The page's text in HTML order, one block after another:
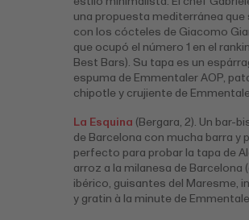
una propuesta mediterránea que
con los cócteles de Giacomo
que ocupó el número 1 en el
Best Bars). Su tapa es un
espuma de Emmentaler AOP,
chipotle y crujiente de
La Esquina (Bergara, 2). Un bar-
de Barcelona con mucha barra y
perfecto para probar la tapa de
arroz a la milanesa de Barcelona
ibérico, guisantes del Maresme,
y gratin à la minute de